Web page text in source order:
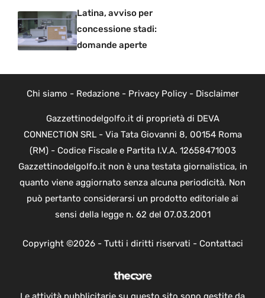
Latina, avviso per
concessione stadi:
domande aperte
Chi siamo - Redazione- Privacy Policy- Disclaimer
Gazzettinodelgolfo.it di proprietà di DEVA
CONNECTION SRL - Via Tata Giovanni 8, 00154 Roma
(RM) - Codice Fiscale e Partita I.V.A. 12658471003
Gazzettinodelgolfo.it non è una testata giornalistica, in
quanto viene aggiornato senza alcuna periodicità. Non
può pertanto considerarsi un prodotto editoriale ai
sensi della legge n. 62 del 07.03.2001
Copyright ©2026 - Tutti i diritti riservati - Contattaci